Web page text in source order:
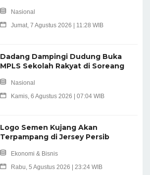
Nasional
Jumat, 7 Agustus 2026 | 11:28 WIB
Dadang Dampingi Dudung Buka
MPLS Sekolah Rakyat di Soreang
Nasional
Kamis, 6 Agustus 2026 | 07:04 WIB
Logo Semen Kujang Akan
Terpampang di Jersey Persib
Ekonomi & Bisnis
Rabu, 5 Agustus 2026 | 23:24 WIB